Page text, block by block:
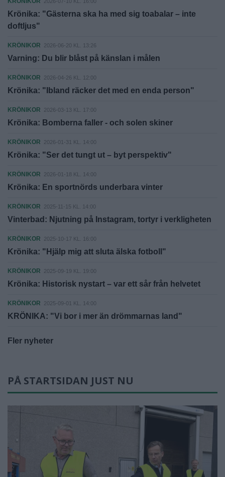
Krönika: "Gästerna ska ha med sig toabalar – inte
doftljus"
KRÖNIKOR 2026-06-20 KL. 13:26
Varning: Du blir blåst på känslan i målen
KRÖNIKOR 2026-04-26 KL. 12:00
Krönika: "Ibland räcker det med en enda person"
KRÖNIKOR 2026-03-13 KL. 17:00
Krönika: Bomberna faller - och solen skiner
KRÖNIKOR 2026-01-31 KL. 14:00
Krönika: "Ser det tungt ut – byt perspektiv"
KRÖNIKOR 2026-01-18 KL. 14:00
Krönika: En sportnörds underbara vinter
KRÖNIKOR 2025-11-15 KL. 14:00
Vinterbad: Njutning på Instagram, tortyr i verkligheten
KRÖNIKOR 2025-10-17 KL. 16:00
Krönika: "Hjälp mig att sluta älska fotboll"
KRÖNIKOR 2025-09-19 KL. 19:00
Krönika: Historisk nystart – var ett sår från helvetet
KRÖNIKOR 2025-09-01 KL. 14:00
KRÖNIKA: "Vi bor i mer än drömmarnas land"
Fler nyheter
PÅ STARTSIDAN JUST NU